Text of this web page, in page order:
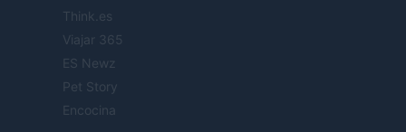
Think.es
Viajar 365
ES Newz
Pet Story
Encocina